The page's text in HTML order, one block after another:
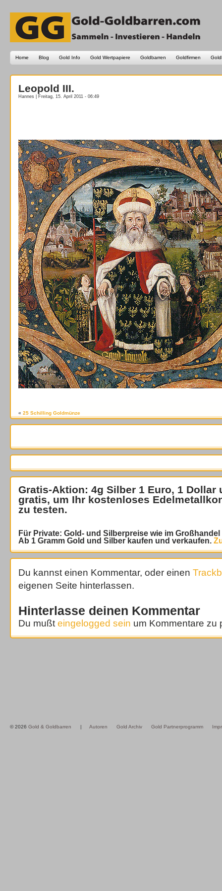
Home Blog Gold Info Gold Wertpapiere Goldbarren Goldfirmen
Leopold III.
Hannes | Freitag, 15. April 2011 - 06:49
« 25 Schilling Goldmünze
Gratis-Aktion: 4g Silber 1 Euro, 1 Dollar
gratis, um Ihr kostenloses
zu testen.
Für Private: Gold- und Silberpreise wie im
Ab 1 Gramm Gold und Silber kaufen und verkaufen.
Du kannst einen Kommentar, oder einen
eigenen Seite hinterlassen.
Hinterlasse deinen Kommentar
Du mußt eingelogged sein um Kommentare zu
© 2026 Gold & Goldbarren | Autoren Gold Archiv Gold Partnerprogramm